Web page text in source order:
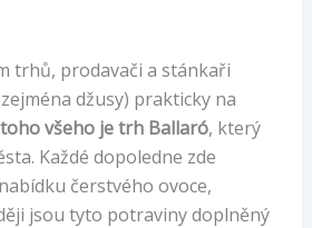
trhů, prodavači a stánkaři
džusy) prakticky na
všeho je trh Ballaró, který
Každé dopoledne zde
čerstvého ovoce,
jsou tyto potraviny doplněný